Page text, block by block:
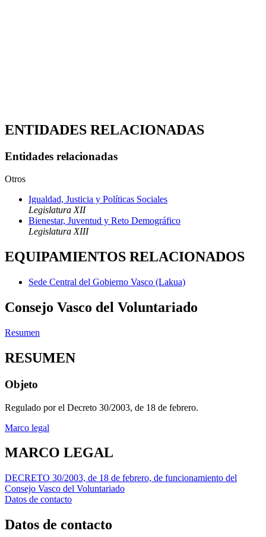
ENTIDADES RELACIONADAS
Entidades relacionadas
Otros
Igualdad, Justicia y Políticas Sociales
Legislatura XII
Bienestar, Juventud y Reto Demográfico
Legislatura XIII
EQUIPAMIENTOS RELACIONADOS
Sede Central del Gobierno Vasco (Lakua)
Consejo Vasco del Voluntariado
Resumen
RESUMEN
Objeto
Regulado por el Decreto 30/2003, de 18 de febrero.
Marco legal
MARCO LEGAL
DECRETO 30/2003, de 18 de febrero, de funcionamiento del
Consejo Vasco del Voluntariado
Datos de contacto
Datos de contacto